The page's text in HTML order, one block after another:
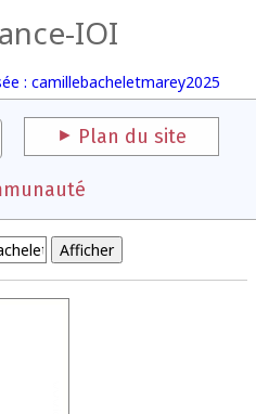
IOI
: camillebacheletmarey2025
Plan du site